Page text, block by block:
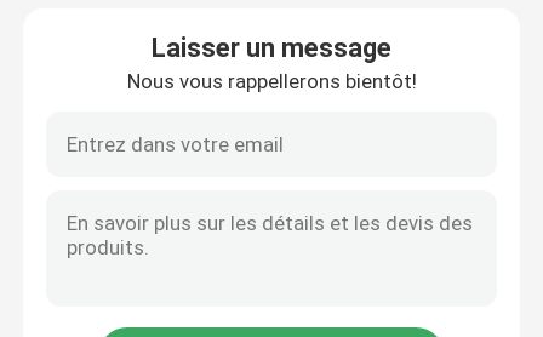
Laisser un message
Nous vous rappellerons bientôt!